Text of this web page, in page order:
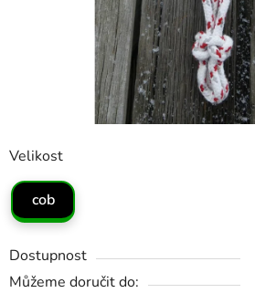
Velikost
cob
Dostupnost
Můžeme doručit do: